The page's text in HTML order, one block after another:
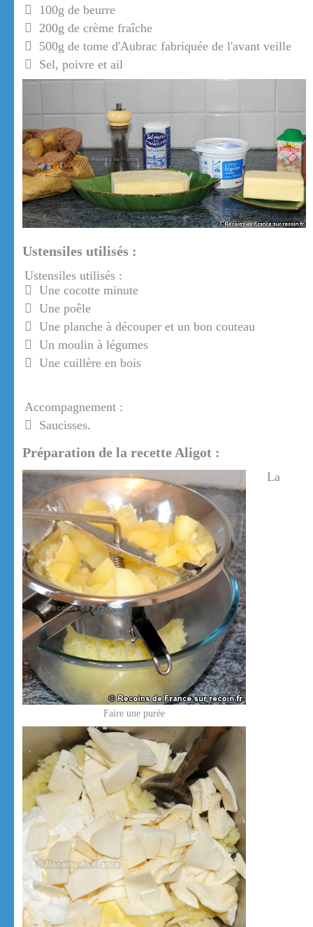
100g de beurre
200g de crème fraîche
500g de tome d'Aubrac fabriquée de l'avant veille
Sel, poivre et ail
Ustensiles utilisés :
Ustensiles utilisés :
Une cocotte minute
Une poêle
Une planche à découper et un bon couteau
Un moulin à légumes
Une cuillère en bois
Accompagnement :
Saucisses.
Préparation de la recette Aligot :
Faire une purée
La